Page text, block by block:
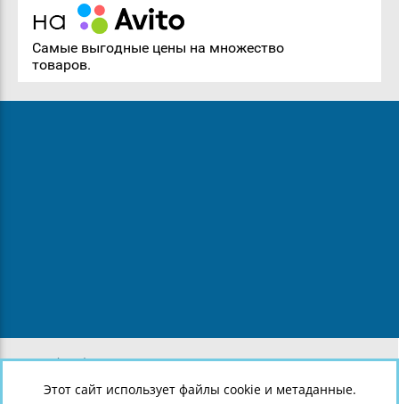
Самые выгодные цены на множество
товаров.
8 (812) 643-38-05
8 (921) 907-43-28
Этот сайт использует файлы cookie и метаданные.